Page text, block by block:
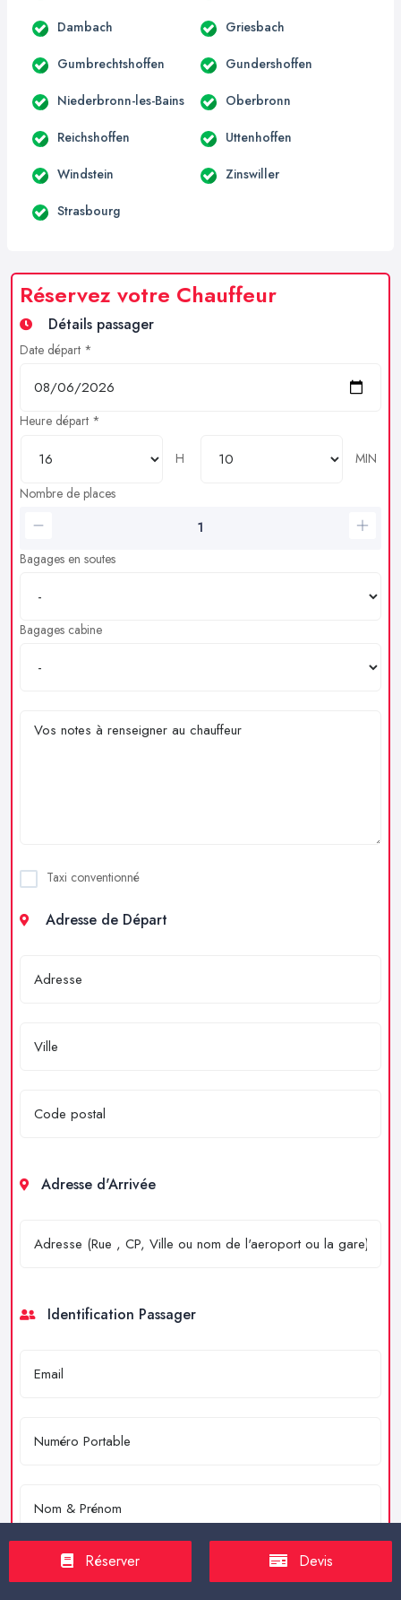
Dambach Griesbach
Gumbrechtshoffen Gundershoffen
Niederbronn-les-Bains Oberbronn
Reichshoffen Uttenhoffen
Windstein Zinswiller
Strasbourg
Réservez votre Chauffeur
Détails passager
Date départ *
Heure départ *
H
MIN
Nombre de places
Bagages en soutes
Bagages cabine
Taxi conventionné
Adresse de Départ
Adresse d'Arrivée
Identification Passager
Merci de résoudre l'équation : 4 + 2 = ?
Réserver Devis